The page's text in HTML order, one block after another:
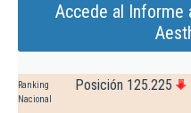
Accede al Informe
Ranking
Nacional
Posición 125.225